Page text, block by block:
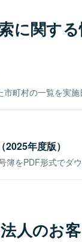
に関す
町村の一覧を実施
年度版）
簿をPDF形式でダウ
人のお